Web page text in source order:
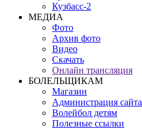
Кузбасс-2
МЕДИА
Фото
Архив фото
Видео
Скачать
Онлайн трансляция
БОЛЕЛЬЩИКАМ
Магазин
Администрация сайта
Волейбол детям
Полезные ссылки